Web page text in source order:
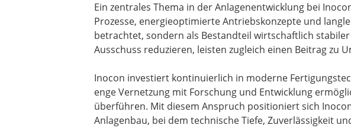
Ein zentrales Thema in der Anlagenentwicklung bei
Prozesse, energieoptimierte Antriebskonzepte und
betrachtet, sondern als Bestandteil wirtschaftlich
Ausschuss reduzieren, leisten zugleich einen Beitrag zu
Inocon investiert kontinuierlich in moderne
enge Vernetzung mit Forschung und Entwicklung
überführen. Mit diesem Anspruch positioniert sich
Anlagenbau, bei dem technische Tiefe, Zuverlässigkeit